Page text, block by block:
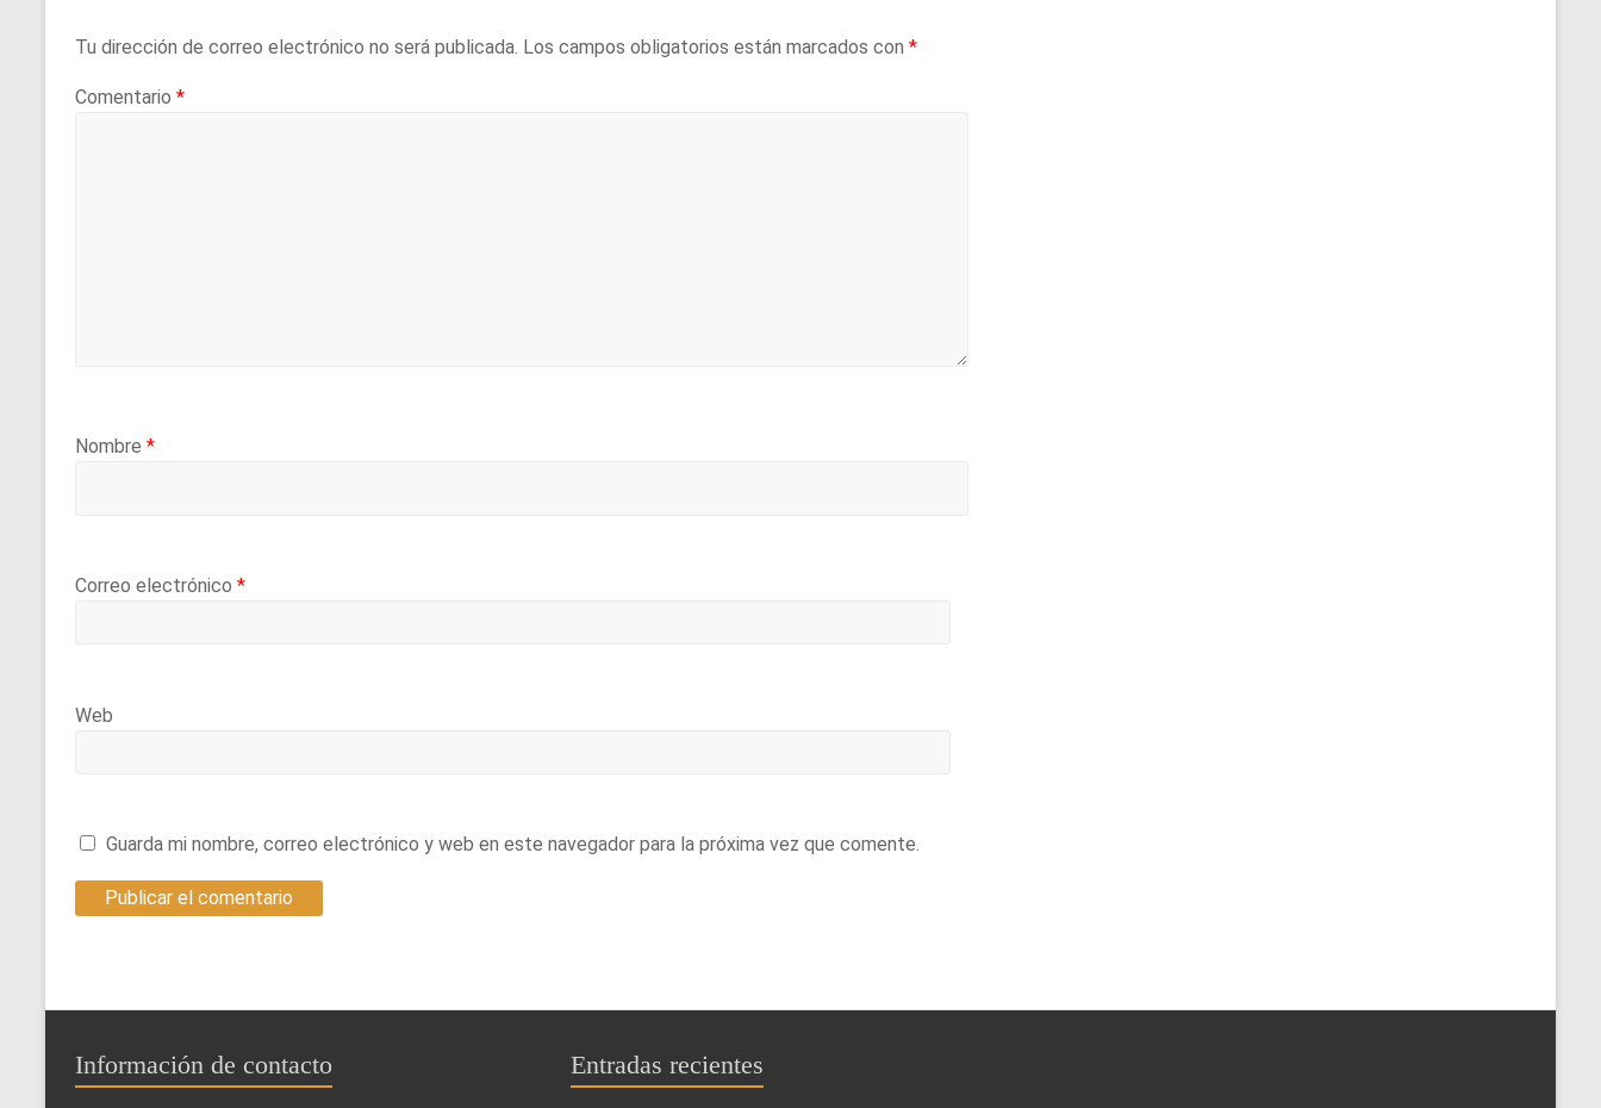
Tu dirección de correo electrónico no será publicada. Los campos obligatorios están marcados con *
Comentario *
Nombre *
Correo electrónico *
Web
Guarda mi nombre, correo electrónico y web en este navegador para la próxima vez que comente.
Información de contacto Entradas recientes